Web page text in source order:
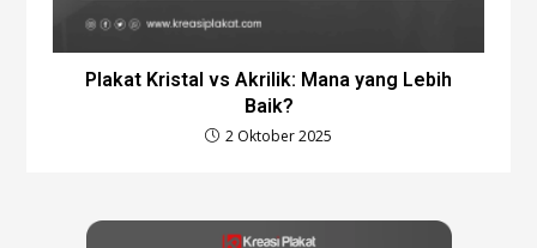
Plakat Kristal vs Akrilik: Mana yang Lebih
Baik?
2 Oktober 2025